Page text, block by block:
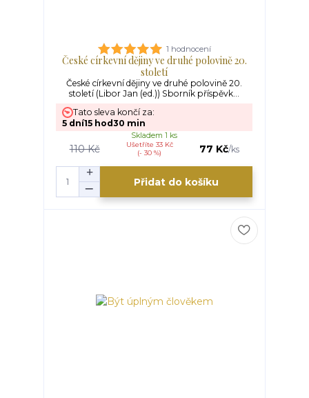
1 hodnocení
České církevní dějiny ve druhé polovině 20.
století
České církevní dějiny ve druhé polovině 20.
století (Libor Jan (ed.)) Sborník příspěvk...
110 Kč
Ušetříte 33 Kč
(- 30 %)
77 Kč/ks
Skladem 1 ks
Tato sleva končí za:
5 dní15 hod30 min
Přidat do košíku